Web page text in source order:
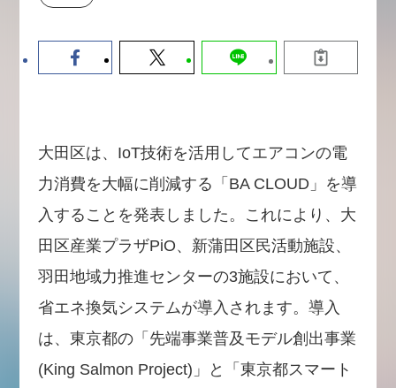
大田区は、IoT技術を活用してエアコンの電
力消費を大幅に削減する「BA CLOUD」を導
入することを発表しました。これにより、大
田区産業プラザPiO、新蒲田区民活動施設、
羽田地域力推進センターの3施設において、
省エネ換気システムが導入されます。導入
は、東京都の「先端事業普及モデル創出事業
(King Salmon Project)」と「東京都スマート